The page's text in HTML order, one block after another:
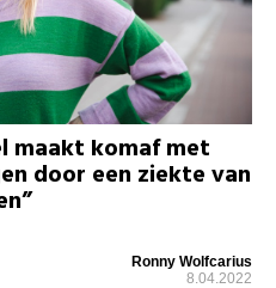
maakt komaf met
door een ziekte van
Ronny Wolfcarius
8.04.2022